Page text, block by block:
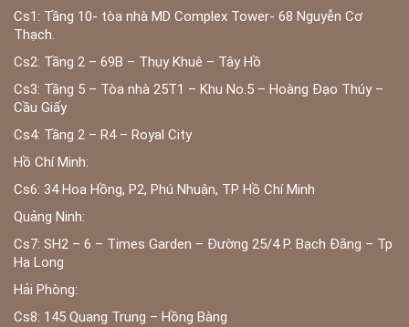
Cs1: Tầng 10- tòa nhà MD Complex Tower- 68 Nguyễn Cơ
Thạch.
Cs2: Tầng 2 – 69B – Thụy Khuê – Tây Hồ
Cs3: Tầng 5 – Tòa nhà 25T1 – Khu No.5 – Hoàng Đạo Thúy –
Cầu Giấy
Cs4: Tầng 2 – R4 – Royal City
Hồ Chí Minh:
Cs6: 34 Hoa Hồng, P2, Phú Nhuận, TP Hồ Chí Minh
Quảng Ninh:
Cs7: SH2 – 6 – Times Garden – Đường 25/4 P. Bạch Đằng – Tp
Hạ Long
Hải Phòng:
Cs8: 145 Quang Trung – Hồng Bàng